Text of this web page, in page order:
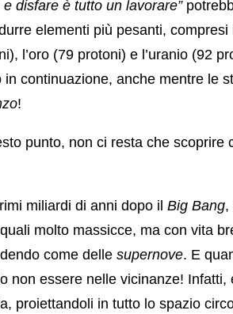
e disfare è tutto un lavorare”
elementi più pesanti,
l’oro (79 protoni) e l’uranio (92
in continuazione, anche mentre le
!
punto, non ci resta che
miliardi di anni dopo il Big Bang,
molto massicce, ma con vita
come delle supernove. E
non essere nelle vicinanze!
proiettandoli in tutto lo spazio